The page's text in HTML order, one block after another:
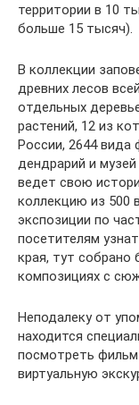
территории в 10
больше 15 тысяч).
В коллекции
древних лесов
отдельных
растений, 12 из
России, 2644
дендрарий и
ведет свою
коллекцию из 500
экспозиции по
посетителям
края, тут собрано
композициях с
Неподалеку от
находится
посмотреть
виртуальную